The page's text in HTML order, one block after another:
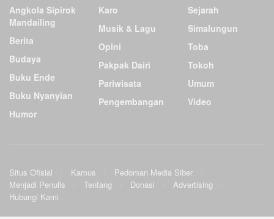
Angkola Sipirok
Mandailing
Berita
Budaya
Buku Ende
Buku Nyanyian
Humor
Karo
Musik & Lagu
Opini
Pakpak Dairi
Pariwisata
Pengembangan
Sejarah
Simalungun
Toba
Tokoh
Umum
Video
Situs Ofisial Kamus
Pedoman Media Siber
Menjadi Penulis
Tentang Donasi
Advertising
Hubungi Kami